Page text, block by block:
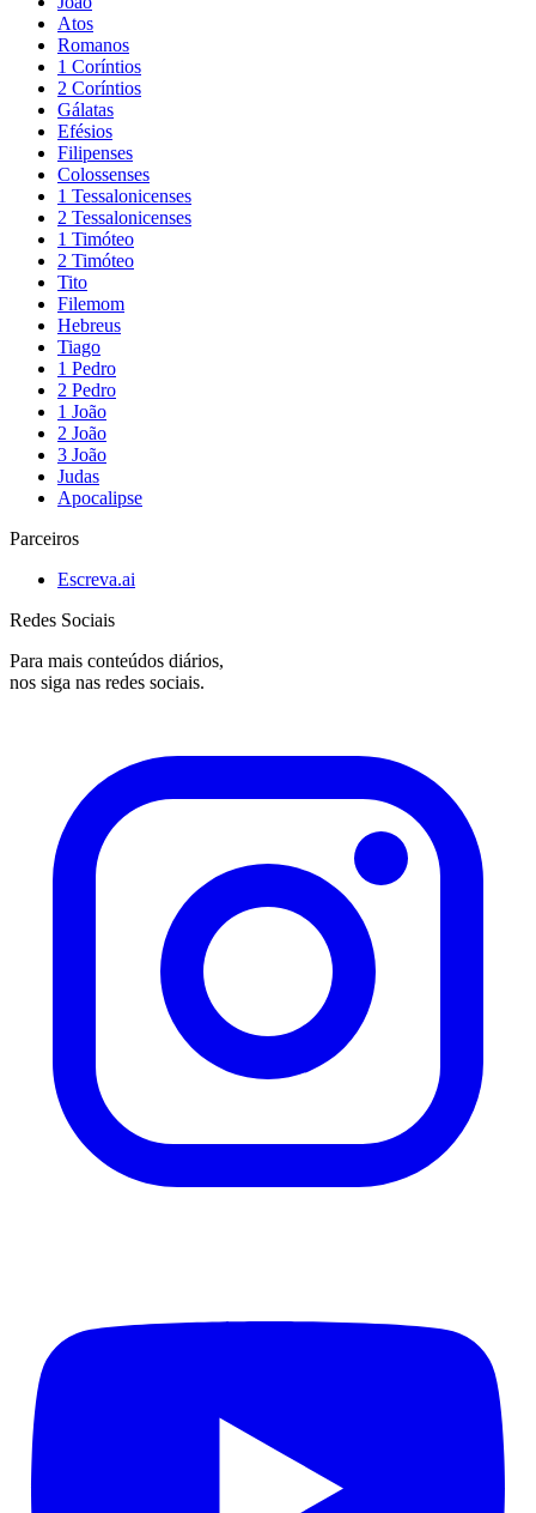
Atos
Romanos
1 Coríntios
2 Coríntios
Gálatas
Efésios
Filipenses
Colossenses
1 Tessalonicenses
2 Tessalonicenses
1 Timóteo
2 Timóteo
Tito
Filemom
Hebreus
Tiago
1 Pedro
2 Pedro
1 João
2 João
3 João
Judas
Apocalipse
Parceiros
Escreva.ai
Redes Sociais
Para mais conteúdos diários,
nos siga nas redes sociais.